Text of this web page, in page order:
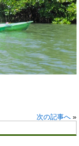
次の記事へ »